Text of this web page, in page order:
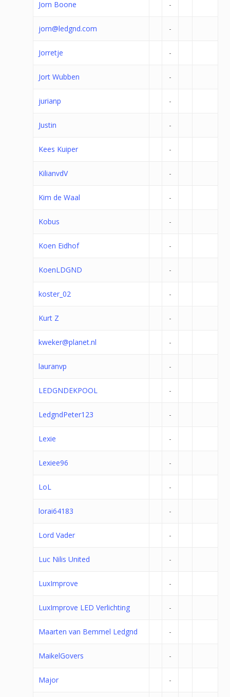
Jorn Boone -
jorn@ledgnd.com -
Jorretje -
Jort Wubben -
jurianp -
Justin -
Kees Kuiper -
KilianvdV -
Kim de Waal -
Kobus -
Koen Eidhof -
KoenLDGND -
koster_02 -
Kurt Z -
kweker@planet.nl -
lauranvp -
LEDGNDEKPOOL -
LedgndPeter123 -
Lexie -
Lexiee96 -
LoL -
lorai64183 -
Lord Vader -
Luc Nilis United -
LuxImprove -
LuxImprove LED Verlichting -
Maarten van Bemmel Ledgnd -
MaikelGovers -
Major -